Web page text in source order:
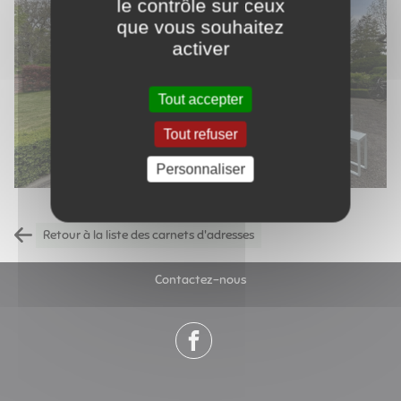
Retour à la liste des carnets d'adresses
Contactez-nous
le contrôle sur ceux
que vous souhaitez
activer
Tout accepter
Tout refuser
Personnaliser